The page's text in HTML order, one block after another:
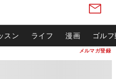
メルマガ登録
スン ライフ 漫画 ゴル